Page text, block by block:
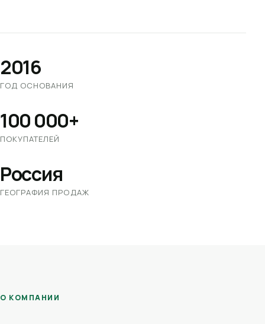
2016
ГОД ОСНОВАНИЯ
100 000+
ПОКУПАТЕЛЕЙ
Россия
ГЕОГРАФИЯ ПРОДАЖ
О КОМПАНИИ